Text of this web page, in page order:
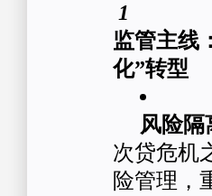
1
监管主线
化”转型
风险
次贷危机
险管理，